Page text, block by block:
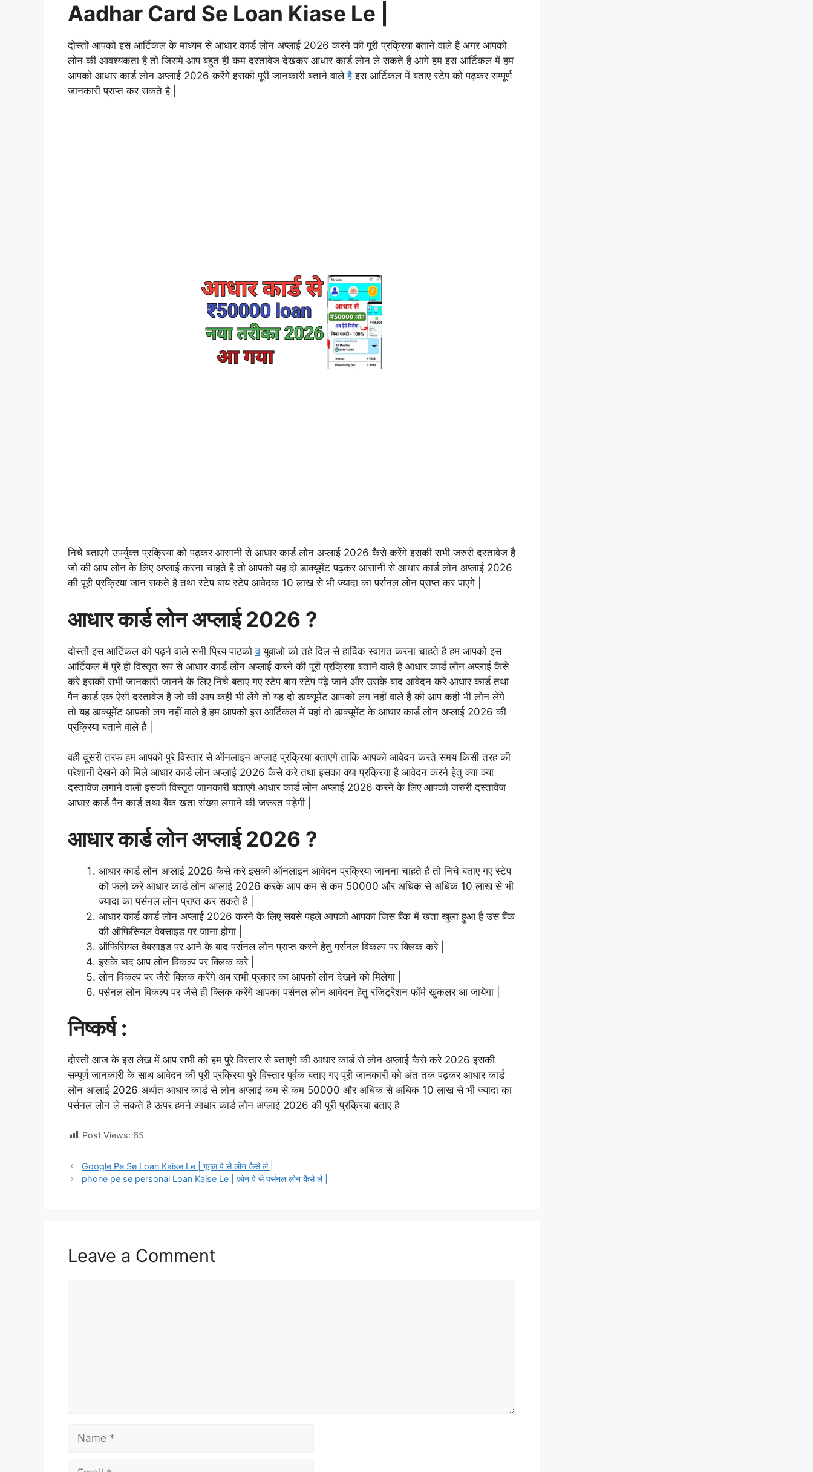
Aadhar Card Se Loan Kiase Le |
दोस्तों आपको इस आर्टिकल के माध्यम से आधार कार्ड लोन अप्लाई 2026 करने की पूरी प्रक्रिया बताने वाले है अगर आपको
लोन की आवश्यकता है तो जिसमे आप बहुत ही कम दस्तावेज देखकर आधार कार्ड लोन ले सकते है आगे हम इस आर्टिकल में हम
आपको आधार कार्ड लोन अप्लाई 2026 करेंगे इसकी पूरी जानकारी बताने वालेहैइस आर्टिकल में बताए स्टेप को पढ़कर सम्पूर्ण
जानकारी प्राप्त कर सकते है |
निचे बताएगे उपर्युक्त प्रक्रिया को पढ़कर आसानी से आधार कार्ड लोन अप्लाई 2026 कैसे करेंगे इसकी सभी जरुरी दस्तावेज है
जो की आप लोन के लिए अप्लाई करना चाहते है तो आपको यह दो डाक्यूमेंट पढ़कर आसानी से आधार कार्ड लोन अप्लाई 2026
की पूरी प्रक्रिया जान सकते है तथा स्टेप बाय स्टेप आवेदक 10 लाख से भी ज्यादा का पर्सनल लोन प्राप्त कर पाएगे |
आधार कार्ड लोन अप्लाई 2026 ?
दोस्तों इस आर्टिकल को पढ़ने वाले सभी प्रिय पाठकोवयुवाओ को तहे दिल से हार्दिक स्वागत करना चाहते है हम आपको इस
आर्टिकल में पुरे ही विस्तृत रूप से आधार कार्ड लोन अप्लाई करने की पूरी प्रक्रिया बताने वाले है आधार कार्ड लोन अप्लाई कैसे
करे इसकी सभी जानकारी जानने के लिए निचे बताए गए स्टेप बाय स्टेप पढ़े जाने और उसके बाद आवेदन करे आधार कार्ड तथा
पैन कार्ड एक ऐसी दस्तावेज है जो की आप कही भी लेंगे तो यह दो डाक्यूमेंट आपको लग नहीं वाले है की आप कही भी लोन लेंगे
तो यह डाक्यूमेंट आपको लग नहीं वाले है हम आपको इस आर्टिकल में यहां दो डाक्यूमेंट के आधार कार्ड लोन अप्लाई 2026 की
प्रक्रिया बताने वाले है |
वही दूसरी तरफ हम आपको पुरे विस्तार से ऑनलाइन अप्लाई प्रक्रिया बताएगे ताकि आपको आवेदन करते समय किसी तरह की
परेशानी देखने को मिले आधार कार्ड लोन अप्लाई 2026 कैसे करे तथा इसका क्या प्रक्रिया है आवेदन करने हेतु क्या क्या
दस्तावेज लगाने वाली इसकी विस्तृत जानकारी बताएगे आधार कार्ड लोन अप्लाई 2026 करने के लिए आपको जरुरी दस्तावेज
आधार कार्ड पैन कार्ड तथा बैंक खता संख्या लगाने की जरूरत पड़ेगी |
आधार कार्ड लोन अप्लाई 2026 ?
आधार कार्ड लोन अप्लाई 2026 कैसे करे इसकी ऑनलाइन आवेदन प्रक्रिया जानना चाहते है तो निचे बताए गए स्टेप
को फलो करे आधार कार्ड लोन अप्लाई 2026 करके आप कम से कम 50000 और अधिक से अधिक 10 लाख से भी
ज्यादा का पर्सनल लोन प्राप्त कर सकते है |
आधार कार्ड कार्ड लोन अप्लाई 2026 करने के लिए सबसे पहले आपको आपका जिस बैंक में खता खुला हुआ है उस बैंक
की ऑफिसियल वेबसाइड पर जाना होगा |
ऑफिसियल वेबसाइड पर आने के बाद पर्सनल लोन प्राप्त करने हेतु पर्सनल विकल्प पर क्लिक करे |
इसके बाद आप लोन विकल्प पर क्लिक करे |
लोन विकल्प पर जैसे क्लिक करेंगे अब सभी प्रकार का आपको लोन देखने को मिलेगा |
पर्सनल लोन विकल्प पर जैसे ही क्लिक करेंगे आपका पर्सनल लोन आवेदन हेतु रजिट्रेशन फॉर्म खुकलर आ जायेगा |
निष्कर्ष :
दोस्तों आज के इस लेख में आप सभी को हम पुरे विस्तार से बताएगे की आधार कार्ड से लोन अप्लाई कैसे करे 2026 इसकी
सम्पूर्ण जानकारी के साथ आवेदन की पूरी प्रक्रिया पुरे विस्तार पूर्वक बताए गए पूरी जानकारी को अंत तक पढ़कर आधार कार्ड
लोन अप्लाई 2026 अर्थात आधार कार्ड से लोन अप्लाई कम से कम 50000 और अधिक से अधिक 10 लाख से भी ज्यादा का
पर्सनल लोन ले सकते है ऊपर हमने आधार कार्ड लोन अप्लाई 2026 की पूरी प्रक्रिया बताए है
Post Views: 65
Google Pe Se Loan Kaise Le | गूगल पे से लोन कैसे ले |
phone pe se personal Loan Kaise Le | फ़ोन पे से पर्सनल लोन कैसे ले |
Leave a Comment